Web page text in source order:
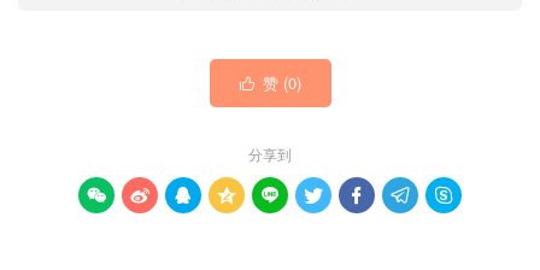
 赞 (0)
分享到
        